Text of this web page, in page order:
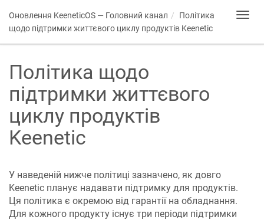
Оновлення KeeneticOS — Головний канал
Політика
щодо підтримки життєвого циклу продуктів Keenetic
Політика щодо
підтримки життєвого
циклу продуктів
Keenetic
У наведеній нижче політиці зазначено, як довго
Keenetic планує надавати підтримку для продуктів.
Ця політика є окремою від гарантії на обладнання.
Для кожного продукту існує три періоди підтримки